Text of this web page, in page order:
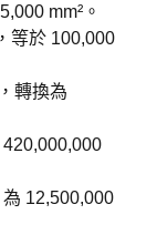
mm²。
等於 100,000
轉換為
12,500,000